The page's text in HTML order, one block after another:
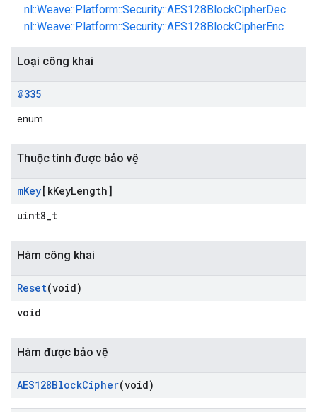
nl::Weave::Platform::Security::AES128BlockCipherDec
nl::Weave::Platform::Security::AES128BlockCipherEnc
Loại công khai
@335
enum
Thuộc tính được bảo vệ
mKey[kKeyLength]
uint8_t
Hàm công khai
Reset(void)
void
Hàm được bảo vệ
AES128BlockCipher(void)